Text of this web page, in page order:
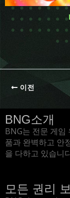
이전
BNG소개
BNG는 전문 게임
품과 완벽하고 안
을 다하고 있습니
모든 권리